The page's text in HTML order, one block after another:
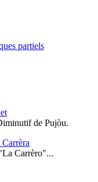
partiels
de Pujòu.
Carrèro"...